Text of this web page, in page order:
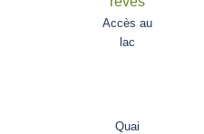
Accès au
lac
Quai